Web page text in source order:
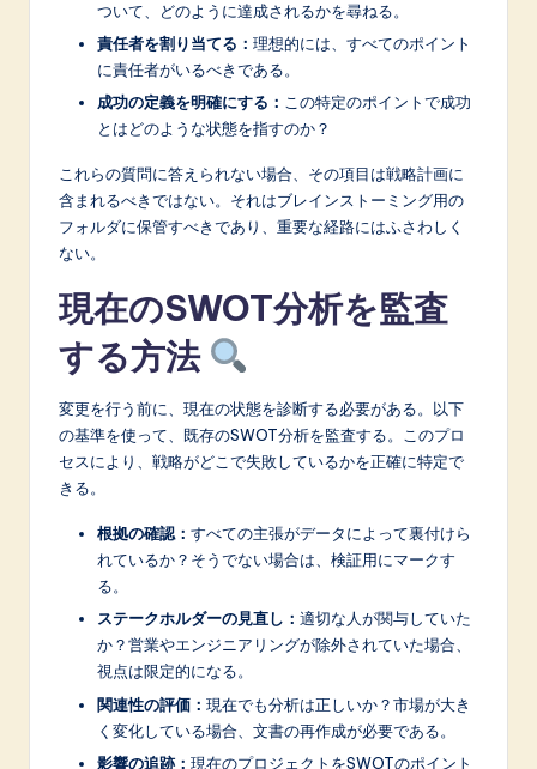
ついて、どのように達成されるかを尋ねる。
責任者を割り当てる： 理想的には、すべてのポイント
に責任者がいるべきである。
成功の定義を明確にする： この特定のポイントで成功
とはどのような状態を指すのか？
これらの質問に答えられない場合、その項目は戦略計画に
含まれるべきではない。それはブレインストーミング用の
フォルダに保管すべきであり、重要な経路にはふさわしく
ない。
現在のSWOT分析を監査
する方法
変更を行う前に、現在の状態を診断する必要がある。以下
の基準を使って、既存のSWOT分析を監査する。このプロ
セスにより、戦略がどこで失敗しているかを正確に特定で
きる。
根拠の確認： すべての主張がデータによって裏付けら
れているか？そうでない場合は、検証用にマークす
る。
ステークホルダーの見直し： 適切な人が関与していた
か？営業やエンジニアリングが除外されていた場合、
視点は限定的になる。
関連性の評価： 現在でも分析は正しいか？市場が大き
く変化している場合、文書の再作成が必要である。
影響の追跡： 現在のプロジェクトをSWOTのポイント